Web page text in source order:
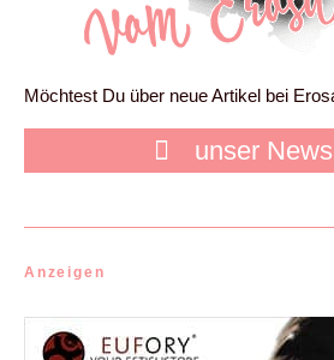
Möchtest Du über neue Artikel bei
unser
Anzeigen